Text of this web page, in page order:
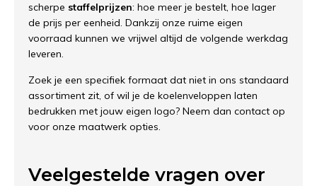
scherpe staffelprijzen: hoe meer je bestelt, hoe lager
de prijs per eenheid. Dankzij onze ruime eigen
voorraad kunnen we vrijwel altijd de volgende werkdag
leveren.
Zoek je een specifiek formaat dat niet in ons standaard
assortiment zit, of wil je de koelenveloppen laten
bedrukken met jouw eigen logo? Neem dan contact op
voor onze maatwerk opties.
Veelgestelde vragen over